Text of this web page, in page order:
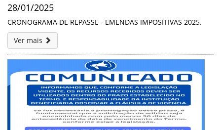
28/01/2025
CRONOGRAMA DE REPASSE - EMENDAS IMPOSITIVAS 2025.
Ver mais